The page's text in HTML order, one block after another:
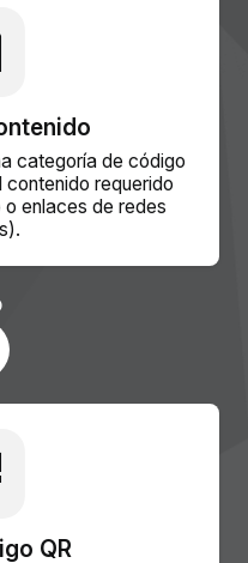
categoría de código
contenido requerido
enlaces de redes
QR